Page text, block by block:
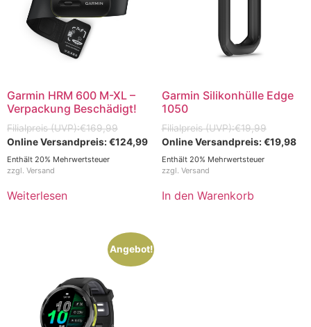
Garmin HRM 600 M-XL –
Verpackung Beschädigt!
€169,99
€124,99
Enthält 20% Mehrwertsteuer
zzgl. Versand
Weiterlesen
Garmin Silikonhülle Edge
1050
€19,99
€19,98
Enthält 20% Mehrwertsteuer
zzgl. Versand
In den Warenkorb
Angebot!